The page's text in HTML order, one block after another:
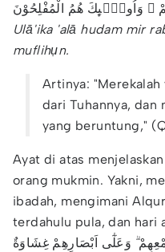
وَاُولٰۤىِٕكَ هُمُ الْمُفْلِحُوْنَ
Ulā'ika 'alā hudam mir
muflihụn.
Artinya:
dari Tuhannya, dan
yang beruntung,"
Ayat di atas
orang mukmin. Yakni,
ibadah, mengimani
terdahulu pula, dan hari
وَعَلٰٓى اَبْصَارِهِمْ غِشَاوَةٌ